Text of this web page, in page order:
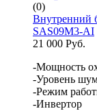
(0)
Внутренний
SAS09M3-AI
21 000 Руб.
-Мощность
-Уровень
-Режим
-Инвертор